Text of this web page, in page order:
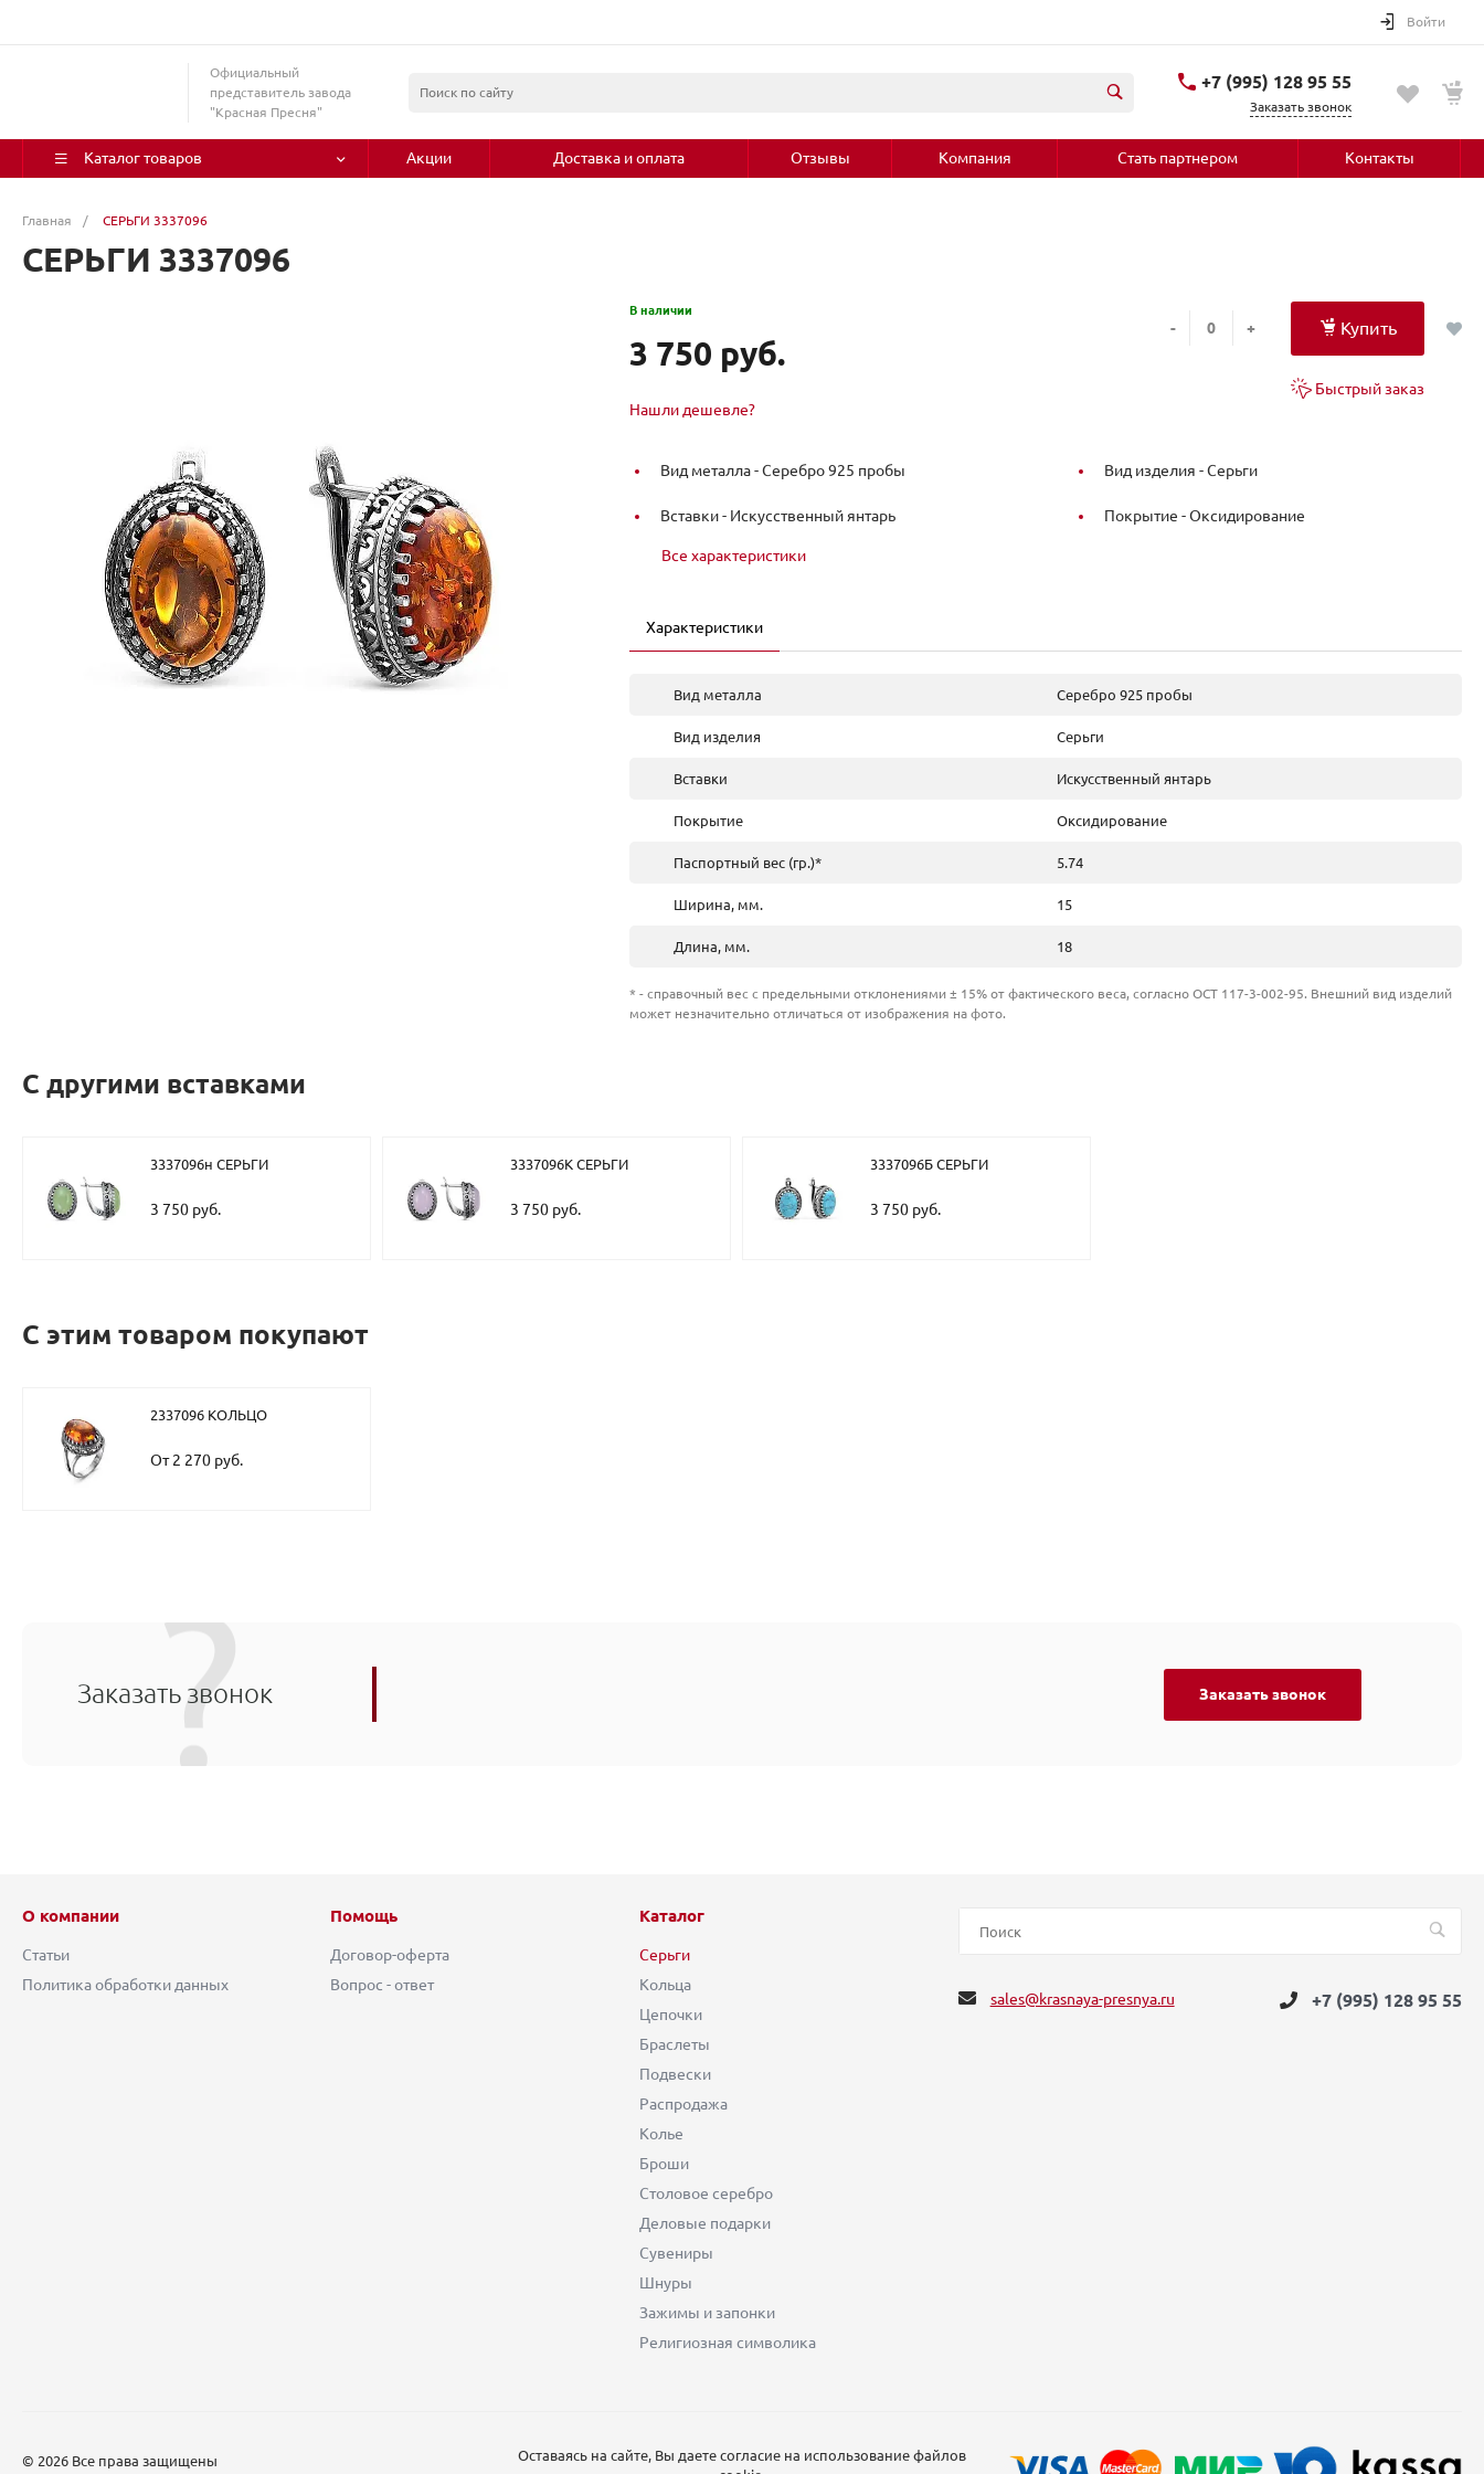
Войти
Официальный
представитель завода
"Красная Пресня"
+7 (995) 128 95 55
Заказать звонок
Каталог товаров Акции Доставка и оплата Отзывы Компания Стать партнером Контакты
Главная / СЕРЬГИ 3337096
СЕРЬГИ 3337096
В наличии
3 750 руб.
Нашли дешевле?
- + Купить
Быстрый заказ
Вид металла -Серебро 925 пробы Вид изделия -Серьги
Вставки - Искусственный янтарь Покрытие -Оксидирование
Все характеристики
Характеристики
Вид металла Серебро 925 пробы
Вид изделия Серьги
Вставки Искусственный янтарь
Покрытие Оксидирование
Паспортный вес (гр.)* 5.74
Ширина, мм. 15
Длина, мм. 18
* - справочный вес с предельными отклонениями ± 15% от фактического веса, согласно ОСТ 117-3-002-95. Внешний вид изделий
может незначительно отличаться от изображения на фото.
С другими вставками
3337096н СЕРЬГИ
3 750 руб.
3337096К СЕРЬГИ
3 750 руб.
3337096Б СЕРЬГИ
3 750 руб.
С этим товаром покупают
2337096 КОЛЬЦО
От 2 270 руб.
Заказать звонок Заказать звонок
О компании
Статьи
Политика обработки данных
Помощь
Договор-оферта
Вопрос - ответ
Каталог
Серьги
Кольца
Цепочки
Браслеты
Подвески
Распродажа
Колье
Броши
Столовое серебро
Деловые подарки
Сувениры
Шнуры
Зажимы и запонки
Религиозная символика
sales@krasnaya-presnya.ru +7 (995) 128 95 55
© 2026 Все права защищены
Оставаясь на сайте, Вы даете согласие на использование файлов